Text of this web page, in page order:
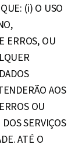
(i) O USO
ERROS, OU
AOS
OU
SERVIÇOS
ATÉ O